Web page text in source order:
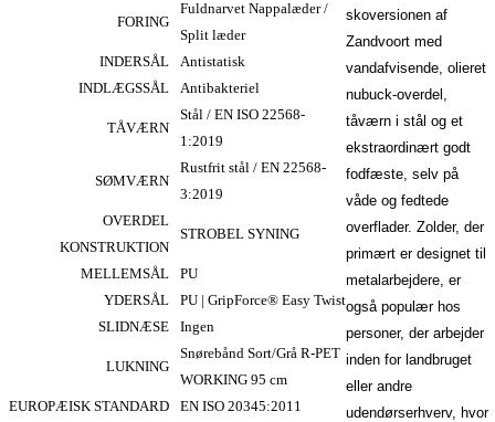
FORING
Fuldnarvet Nappalæder /
Split læder
INDERSÅL
Antistatisk
INDLÆGSSÅL
Antibakteriel
TÅVÆRN
Stål / EN ISO 22568-
1:2019
SØMVÆRN
Rustfrit stål / EN 22568-
3:2019
OVERDEL
KONSTRUKTION
STROBEL SYNING
MELLEMSÅL
PU
YDERSÅL
PU | GripForce® Easy Twist
SLIDNÆSE
Ingen
LUKNING
Snørebånd Sort/Grå R-PET
WORKING 95 cm
EUROPÆISK STANDARD
EN ISO 20345:2011
skoversionen af
Zandvoort med
vandafvisende, olieret
nubuck-overdel,
tåværn i stål og et
ekstraordinært godt
fodfæste, selv på
våde og fedtede
overflader. Zolder, der
primært er designet til
metalarbejdere, er
også populær hos
personer, der arbejder
inden for landbruget
eller andre
udendørserhverv, hvor